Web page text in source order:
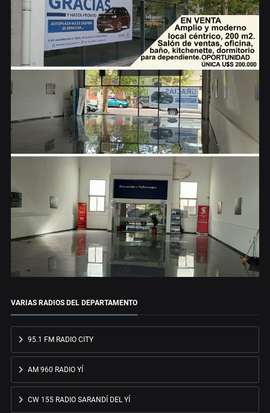
VARIAS RADIOS DEL DEPARTAMENTO
95.1 FM RADIO CITY
AM 960 RADIO YÍ
CW 155 RADIO SARANDÍ DEL YÍ